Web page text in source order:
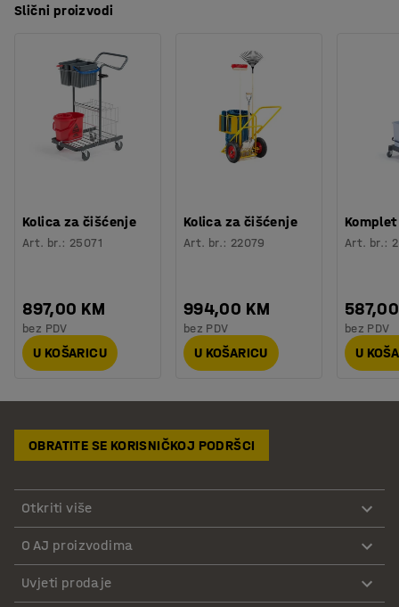
Slični proizvodi
Kolica za čišćenje
Art. br.: 25071
897,00 KM
bez PDV
U KOŠARICU
Kolica za čišćenje
Art. br.: 22079
994,00 KM
bez PDV
U KOŠARICU
Art. br.:
bez PDV
U
OBRATITE SE KORISNIČKOJ PODRŠCI
Otkriti više
O AJ proizvodima
Uvjeti prodaje